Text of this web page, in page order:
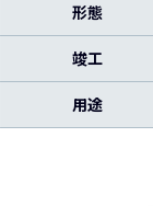
形態
竣工
用途